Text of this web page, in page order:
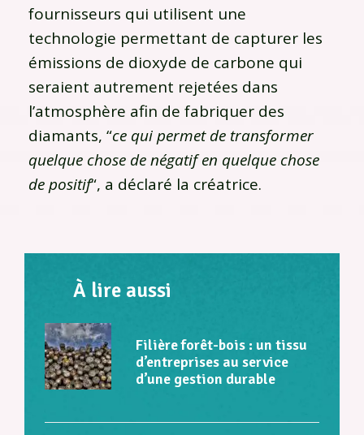
fournisseurs qui utilisent une
technologie permettant de capturer les
émissions de dioxyde de carbone qui
seraient autrement rejetées dans
l’atmosphère afin de fabriquer des
diamants, “ce qui permet de transformer
quelque chose de négatif en quelque chose
de positif“, a déclaré la créatrice.
À lire aussi
Filière forêt-bois : un tissu
d’entreprises au service
d’une gestion durable